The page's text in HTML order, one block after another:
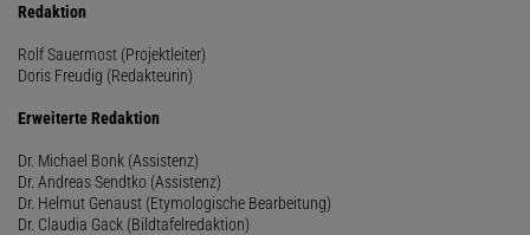
Redaktion
Rolf Sauermost (Projektleiter)
Doris Freudig (Redakteurin)
Erweiterte Redaktion
Dr. Michael Bonk (Assistenz)
Dr. Andreas Sendtko (Assistenz)
Dr. Helmut Genaust (Etymologische Bearbeitung)
Dr. Claudia Gack (Bildtafelredaktion)